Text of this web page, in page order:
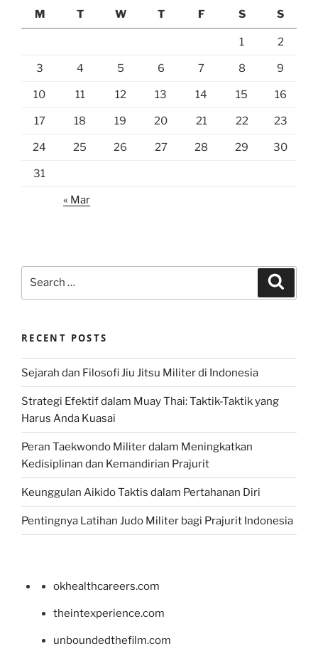
M
T W T F S S
1 2
3 4 5 6 7 8 9
10 11 12 13 14 15 16
17 18 19 20 21 22 23
24 25 26 27 28 29 30
31
« Mar
RECENT POSTS
Sejarah dan Filosofi Jiu Jitsu Militer di Indonesia
Strategi Efektif dalam Muay Thai: Taktik-Taktik yang
Harus Anda Kuasai
Peran Taekwondo Militer dalam Meningkatkan
Kedisiplinan dan Kemandirian Prajurit
Keunggulan Aikido Taktis dalam Pertahanan Diri
Pentingnya Latihan Judo Militer bagi Prajurit Indonesia
okhealthcareers.com
theintexperience.com
unboundedthefilm.com